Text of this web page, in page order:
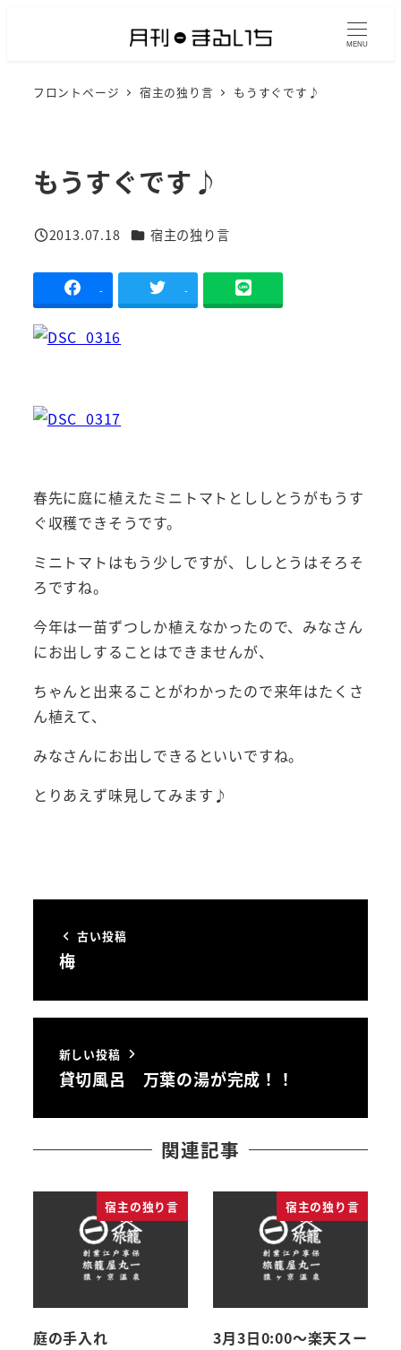
MENU
フロントページ 宿主の独り言 もうすぐです♪
もうすぐです♪
投稿日
2013.07.18 カテゴリー
宿主の独り言
- -
春先に庭に植えたミニトマトとししとうがもうす
ぐ収穫できそうです。
ミニトマトはもう少しですが、ししとうはそろそ
ろですね。
今年は一苗ずつしか植えなかったので、みなさん
にお出しすることはできませんが、
ちゃんと出来ることがわかったので来年はたくさ
ん植えて、
みなさんにお出しできるといいですね。
とりあえず味見してみます♪
古い投稿
梅
新しい投稿
貸切風呂 万葉の湯が完成！！
関連記事
宿主の独り言
庭の手入れ
宿主の独り言
3月3日0:00～楽天スー